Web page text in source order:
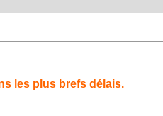
les plus brefs délais.